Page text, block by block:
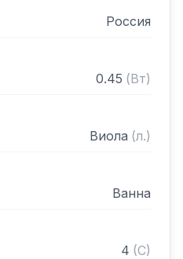
Россия
0.45 (Вт)
Виола (л.)
Ванна
4 (C)